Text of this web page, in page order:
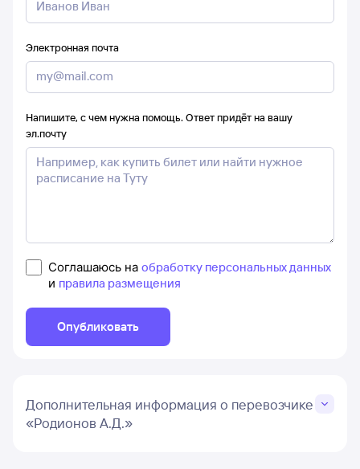
Электронная почта
Напишите, с чем нужна помощь. Ответ придёт на вашу
эл.почту
Соглашаюсь на обработку персональных данных
и правила размещения
Опубликовать
Дополнительная информация о перевозчике
«Родионов А.Д.»